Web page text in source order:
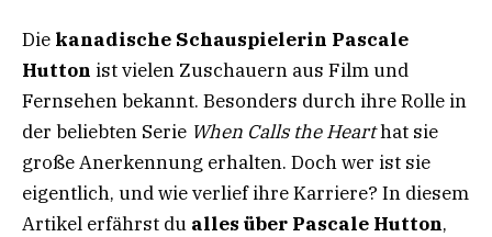
Die kanadische Schauspielerin Pascale
Hutton ist vielen Zuschauern aus Film und
Fernsehen bekannt. Besonders durch ihre Rolle in
der beliebten Serie When Calls the Hearthat sie
große Anerkennung erhalten. Doch wer ist sie
eigentlich, und wie verlief ihre Karriere? In diesem
Artikel erfährst du alles über Pascale Hutton,